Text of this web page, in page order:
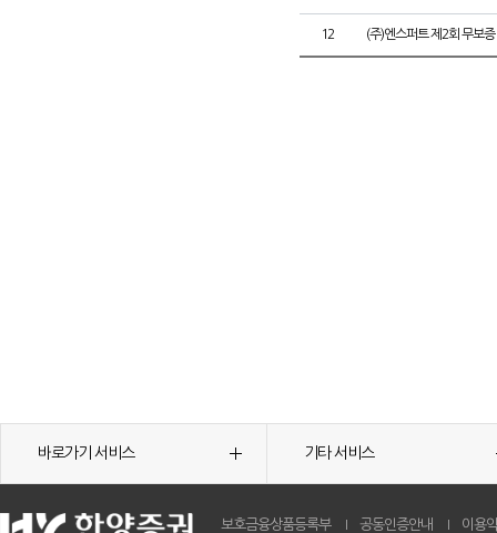
12 (주)엔스퍼트 제2회 무보
바로가기 서비스 기타 서비스
보호금융상품등록부 공동인증안내 이용